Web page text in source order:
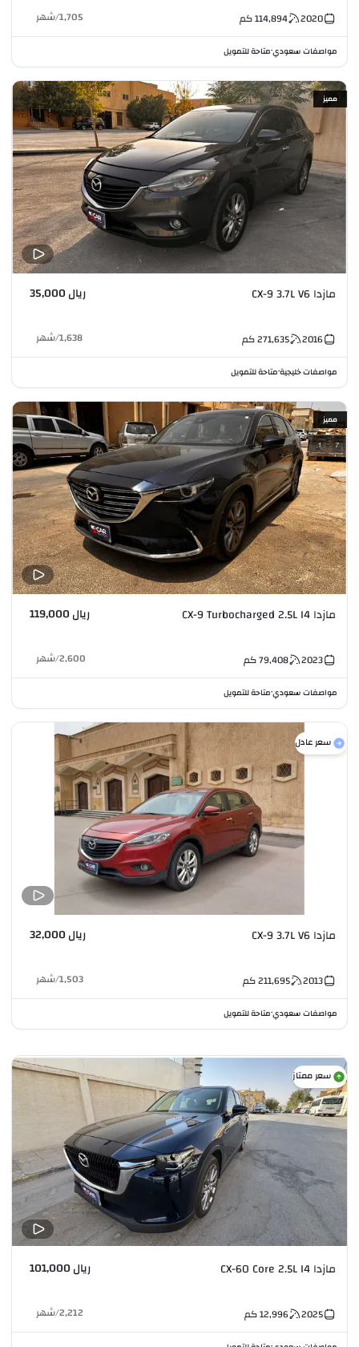
2020
114,894كم 1,705
/شهر
مواصفات سعودي•متاحة للتمويل
مميز
مازدا CX-9 3.7L V6 ريال 35,000
2016
271,635كم 1,638
/شهر
مواصفات خليجية•متاحة للتمويل
مميز
مازدا CX-9 Turbocharged 2.5L I4 ريال 119,000
2023
79,408كم 2,600
/شهر
مواصفات سعودي•متاحة للتمويل
سعر عادل
مازدا CX-9 3.7L V6 ريال 32,000
2013
211,695كم 1,503
/شهر
مواصفات سعودي•متاحة للتمويل
سعر ممتاز
مازدا CX-60 Core 2.5L I4 ريال 101,000
2025
12,996كم 2,212
/شهر